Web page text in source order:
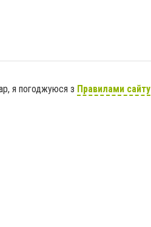
я погоджуюся з Правилами сайту